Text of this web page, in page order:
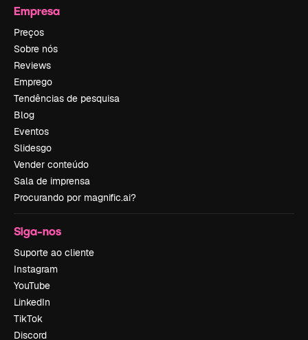
Empresa
Preços
Sobre nós
Reviews
Emprego
Tendências de pesquisa
Blog
Eventos
Slidesgo
Vender conteúdo
Sala de imprensa
Procurando por magnific.ai?
Siga-nos
Suporte ao cliente
Instagram
YouTube
LinkedIn
TikTok
Discord